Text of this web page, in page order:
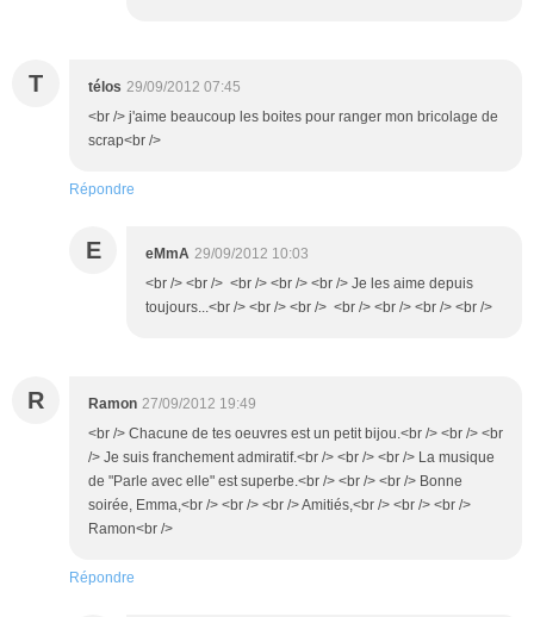
T télos 29/09/2012 07:45
<br /> j'aime beaucoup les boites pour ranger mon bricolage de
scrap<br />
Répondre
E eMmA 29/09/2012 10:03
<br /> <br /> <br /> <br /> <br /> Je les aime depuis
toujours...<br /> <br /> <br /> <br /> <br /> <br /> <br />
R Ramon 27/09/2012 19:49
<br /> Chacune de tes oeuvres est un petit bijou.<br /> <br /> <br
/> Je suis franchement admiratif.<br /> <br /> <br /> La musique
de "Parle avec elle" est superbe.<br /> <br /> <br /> Bonne
soirée, Emma,<br /> <br /> <br /> Amitiés,<br /> <br /> <br />
Ramon<br />
Répondre